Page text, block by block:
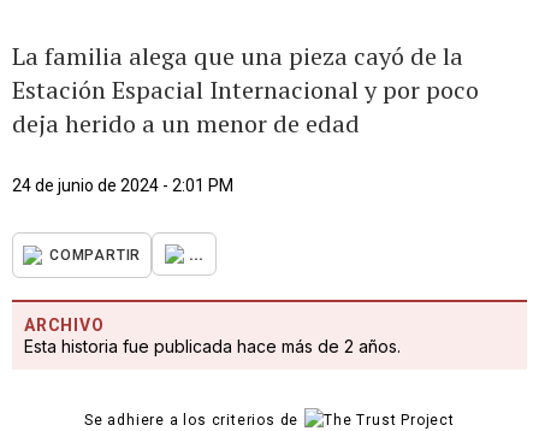
La familia alega que una pieza cayó de la
Estación Espacial Internacional y por poco
deja herido a un menor de edad
24 de junio de 2024 - 2:01 PM
COMPARTIR ...
ARCHIVO
Esta historia fue publicada hace más de 2 años.
Se adhiere a los criterios de